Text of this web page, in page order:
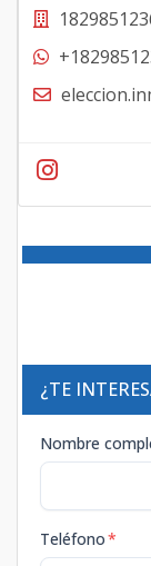
¿TE
Nombre
Teléfono*